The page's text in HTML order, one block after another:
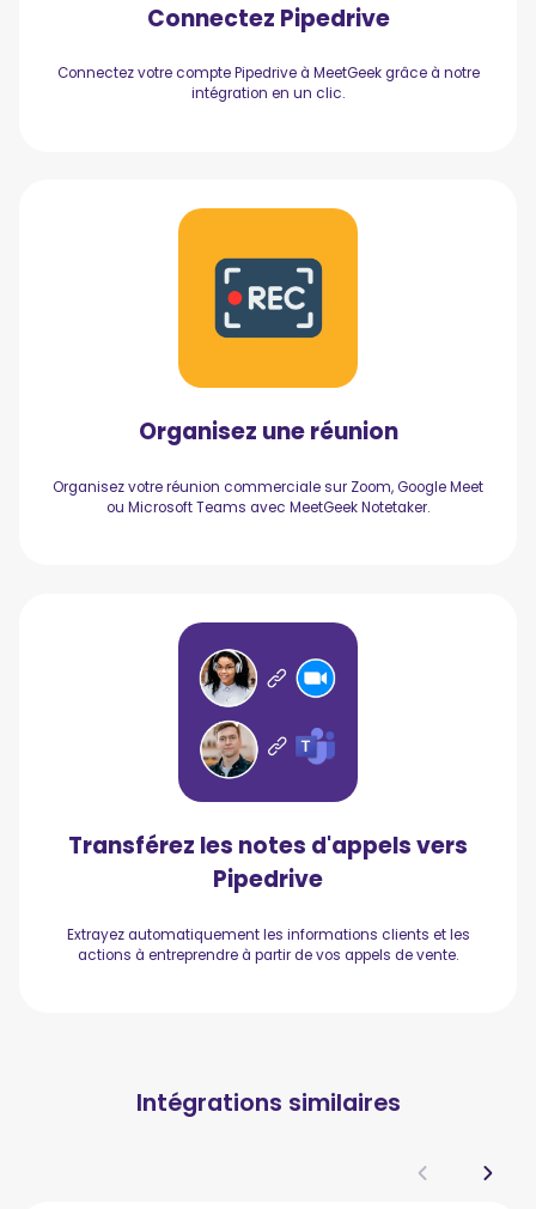
Connectez Pipedrive
Connectez votre compte Pipedrive à MeetGeek grâce à notre
intégration en un clic.
Organisez une réunion
Organisez votre réunion commerciale sur Zoom, Google Meet
ou Microsoft Teams avec MeetGeek Notetaker.
Transférez les notes d'appels vers
Pipedrive
Extrayez automatiquement les informations clients et les
actions à entreprendre à partir de vos appels de vente.
Intégrations similaires